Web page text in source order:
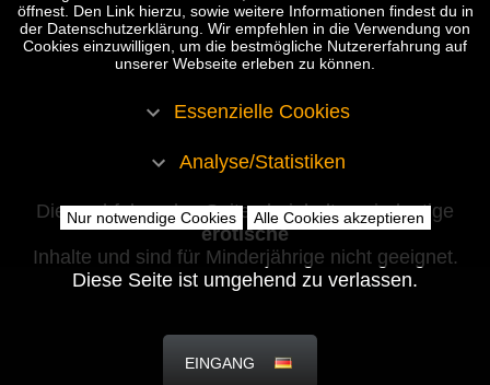
Die nachfolgenden Seiten beinhalten eindeutige
erotische
Inhalte und sind für Minderjährige nicht geeignet.
Diese Seite ist umgehend zu verlassen.
EINGANG
öffnest. Den Link hierzu, sowie weitere Informationen findest du in
der Datenschutzerklärung. Wir empfehlen in die Verwendung von
Cookies einzuwilligen, um die bestmögliche Nutzererfahrung auf
unserer Webseite erleben zu können.
Essenzielle Cookies
Analyse/Statistiken
Nur notwendige Cookies Alle Cookies akzeptieren